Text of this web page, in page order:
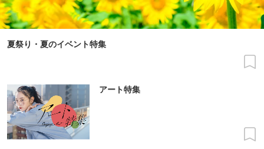
夏祭り・夏のイベント特集
アート特集